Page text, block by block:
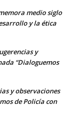
medio siglo
y la ética
y
“Dialoguemos
y observaciones
de Policía con